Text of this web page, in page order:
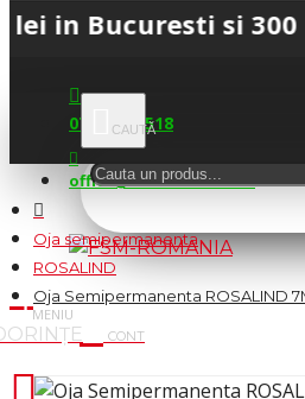
si 300 lei in
0745.677.518
office@fsm-romania.ro
Oja semipermanenta
ROSALIND
Oja Semipermanenta ROSALIND